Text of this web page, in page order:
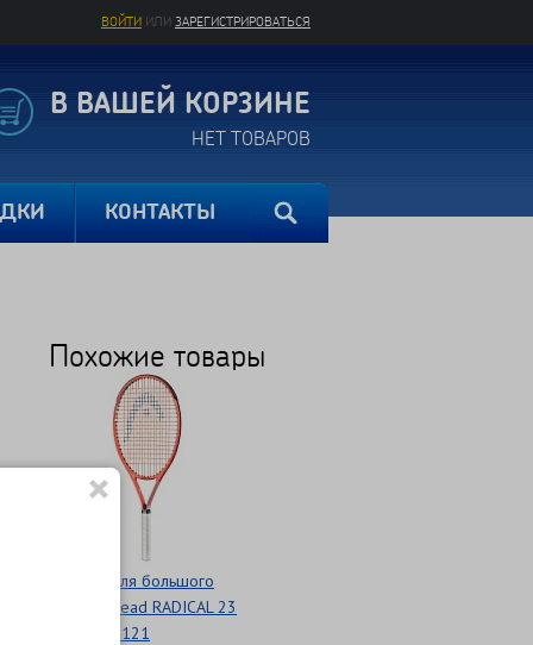
ВОЙТИ ИЛИ ЗАРЕГИСТРИРОВАТЬСЯ
В ВАШЕЙ КОРЗИНЕ
НЕТ ТОВАРОВ
КОНТАКТЫ
Похожие товары
Ракетка для большого
тенниса Head RADICAL 23
GR06 235121